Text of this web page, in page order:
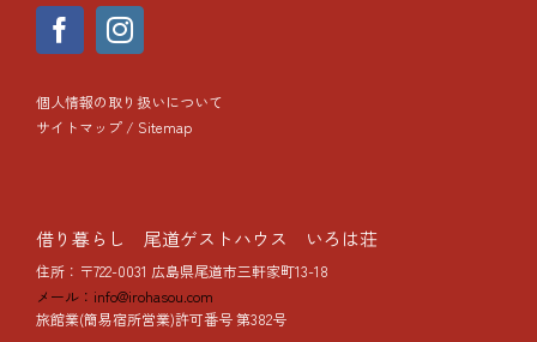
個人情報の取り扱いについて
サイトマップ / Sitemap
借り暮らし 尾道ゲストハウス いろは荘
住所：〒722-0031 広島県尾道市三軒家町13-18
メール：info@irohasou.com
旅館業(簡易宿所営業)許可番号 第382号